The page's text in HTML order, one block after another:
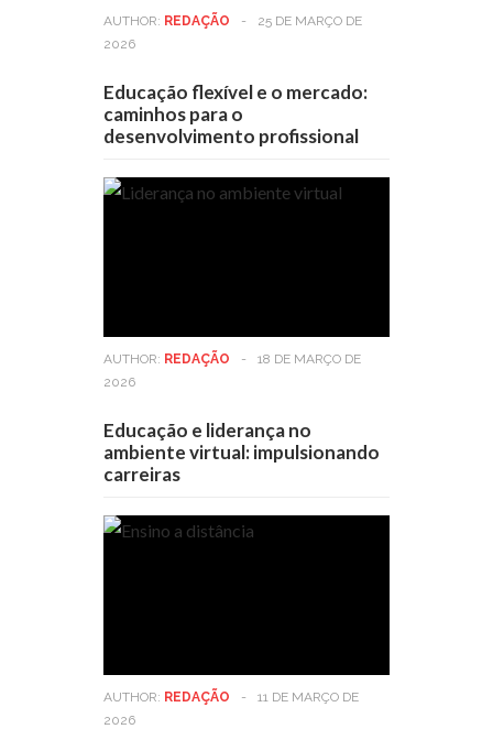
AUTHOR: REDAÇÃO -
25 DE MARÇO DE
2026
Educação flexível e o mercado:
caminhos para o
desenvolvimento profissional
AUTHOR: REDAÇÃO -
18 DE MARÇO DE
2026
Educação e liderança no
ambiente virtual: impulsionando
carreiras
AUTHOR: REDAÇÃO -
11 DE MARÇO DE
2026